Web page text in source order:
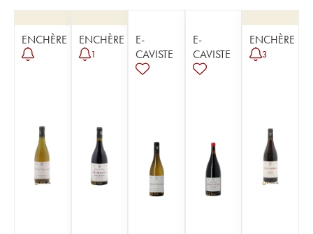
ENCHÈRE ENCHÈRE
1
E-
CAVISTE
E-
CAVISTE
ENCHÈRE
3